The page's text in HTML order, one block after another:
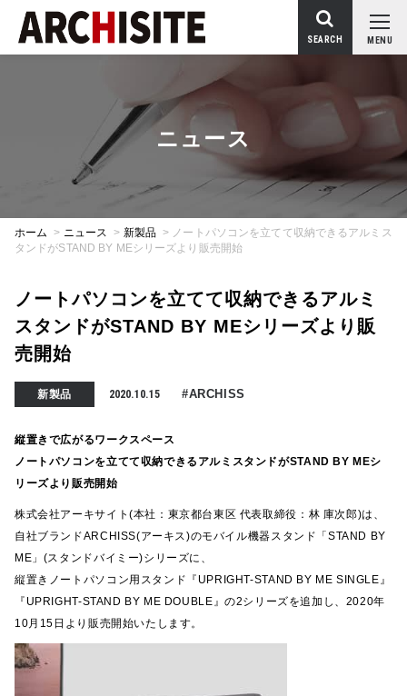
MENU
SEARCH
ニュース
ホーム > ニュース > 新製品 > ノートパソコンを立てて収納できるアルミス
タンドがSTAND BY MEシリーズより販売開始
ノートパソコンを立てて収納できるアルミ
スタンドがSTAND BY MEシリーズより販
売開始
新製品 2020.10.15 #ARCHISS
縦置きで広がるワークスペース
ノートパソコンを立てて収納できるアルミスタンドがSTAND BY MEシ
リーズより販売開始
株式会社アーキサイト(本社：東京都台東区 代表取締役：林 庫次郎)は、
自社ブランドARCHISS(アーキス)のモバイル機器スタンド「STAND BY
ME」(スタンドバイミー)シリーズに、
縦置きノートパソコン用スタンド『UPRIGHT-STAND BY ME SINGLE』
『UPRIGHT-STAND BY ME DOUBLE』の2シリーズを追加し、2020年
10月15日より販売開始いたします。